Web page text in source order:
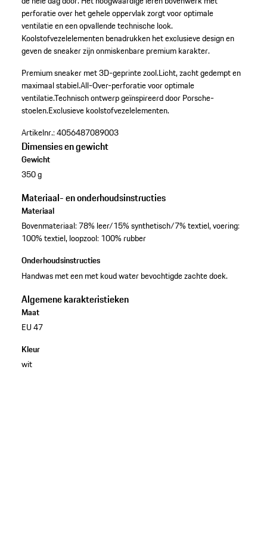
perforatie over het gehele oppervlak zorgt voor optimale
ventilatie en een opvallende technische look.
Koolstofvezelelementen benadrukken het exclusieve design en
geven de sneaker zijn onmiskenbare premium karakter.
Premium sneaker met 3D-geprinte zool.Licht, zacht gedempt en
maximaal stabiel.All-Over-perforatie voor optimale
ventilatie.Technisch ontwerp geïnspireerd door Porsche-
stoelen.Exclusieve koolstofvezelelementen.
Artikelnr.:4056487089003
Dimensies en gewicht
Gewicht
350 g
Materiaal- en onderhoudsinstructies
Materiaal
Bovenmateriaal: 78% leer/15% synthetisch/7% textiel, voering:
100% textiel, loopzool: 100% rubber
Onderhoudsinstructies
Handwas met een met koud water bevochtigde zachte doek.
Algemene karakteristieken
Maat
EU 47
Kleur
wit